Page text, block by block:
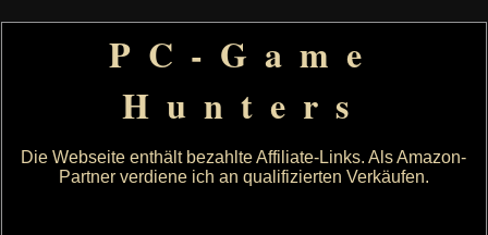
PC-Game
Hunters
Die Webseite enthält bezahlte Affiliate-Links. Als Amazon-
Partner verdiene ich an qualifizierten Verkäufen.